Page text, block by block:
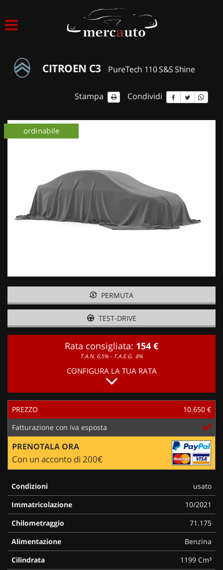
ACQUISTIAMO USATO
NOLEGGIO AUTO
NOLEGGIO BREVE TERMINE
CONTATTI
CITROEN C3 PureTech 110 S&S Shine
Stampa Condividi
ordinabile
PERMUTA
TEST-DRIVE
Rata consigliata: 154 €
T.A.N. 6,5% - T.A.E.G. 8%
CONFIGURA LA TUA RATA
PREZZO
10.650 €
Fatturazione con iva esposta
PRENOTALA ORA
Con un acconto di 200€
Condizioni
usato
Immatricolazione
10/2021
Chilometraggio
71.175
Alimentazione
Benzina
Cilindrata
1199 Cm³